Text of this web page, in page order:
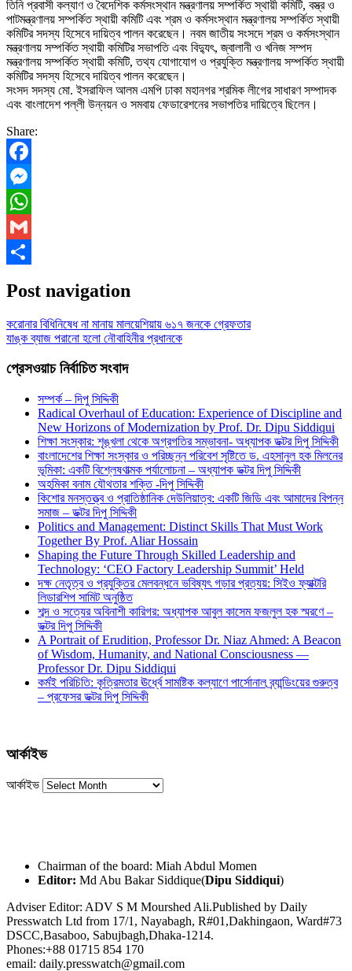
তিনি প্রবাসী কল্যাণ ও বৈদেশিক কর্মসংস্থান মন্ত্রণালয় সম্পর্কিত স্থায়ী কমিটি, বস্ত্র ও
পাটমন্ত্রণালয় সম্পর্কিত স্থায়ী কমিটি এবং শ্রম ও কর্মসংস্থান মন্ত্রণালয় সম্পর্কিত স্থায়ী
কমিটির সদস্য হিসেবে দায়িত্ব পালন করেছেন। নবম জাতীয় সংসদে শ্রম ও কর্মসংস্থান
মন্ত্রণালয় সম্পর্কিত স্থায়ী কমিটির সভাপতি এবং বিদ্যুৎ, জ্বালানী ও খনিজ সম্পদ
মন্ত্রণালয় সম্পর্কিত স্থায়ী কমিটি, তথ্য যোগাযোগ ও প্রযুক্তি মন্ত্রণালয় সম্পর্কিত স্থায়ী
কমিটির সদস্য হিসেবে দায়িত্ব পালন করেছেন।
সংসদ সদস্য মো. ইসরাফিল আলম এমপি ঢাকা মহানগর শ্রমিক লীগের সাধারণ সম্পাদক
এবং বাংলাদেশ পল্লী উন্নয়ন ও সমবায় ফেডারেশনের সভাপতির দায়িত্বে ছিলেন।
Share:
Facebook
Messenger
WhatsApp
Gmail
Post navigation
করোনার বিধিনিষেধ না মানায় মালয়েশিয়ায় ৬১৭ জনকে গ্রেফতার
যাঙ্ক ব্যাজ পরানো হলো নৌবাহিনীর প্রধানকে
প্রেসওয়াচ নির্বাচিত সংবাদ
সম্পর্ক – দিপু সিদ্দিকী
Radical Overhaul of Education: Experience of Discipline and
New Horizons of Modernization by Prof. Dr. Dipu Siddiqui
শিক্ষা সংস্কার: শৃঙ্খলা থেকে অগ্রগতির সম্ভাবনা- অধ্যাপক ডক্টর দিপু সিদ্দিকী
বাংলাদেশের শিক্ষা সংস্কার ও পরিচ্ছন্ন পরিবেশ সৃষ্টিতে ড. এহসানুল হক মিলনের
ভূমিকা: একটি বিশ্লেষণাত্মক পর্যালোচনা – অধ্যাপক ডক্টর দিপু সিদ্দিকী
অহমিকা বনাম যৌথতার শক্তি -দিপু সিদ্দিকী
কিশোর মনস্তত্ত্ব ও প্রাতিষ্ঠানিক দেউলিয়াত্ব: একটি জিডি এবং আমাদের বিপন্ন
সমাজ – ডক্টর দিপু সিদ্দিকী
Politics and Management: Distinct Skills That Must Work
Together By Prof. Aliar Hossain
Shaping the Future Through Skilled Leadership and
Technology: ‘CEO Factory Leadership Summit’ Held
দক্ষ নেতৃত্ব ও প্রযুক্তির মেলবন্ধনে ভবিষ্যৎ গড়ার প্রত্যয়: সিইও ফ্যাক্টরি
লিডারশিপ সামিট অনুষ্ঠিত
শব্দ ও সত্যের অবিনাশী কারিগর: অধ্যাপক আবুল কাসেম ফজলুল হক স্মরণে –
ডক্টর দিপু সিদ্দিকী
A Portrait of Erudition, Professor Dr. Niaz Ahmed: A Beacon
of Wisdom, Humanity, and National Consciousness —
Professor Dr. Dipu Siddiqui
কর্মই পরিচিতি: কৃত্রিমতার ঊর্ধ্বে সামষ্টিক কল্যাণে পার্সোনাল ব্র্যান্ডিংয়ের গুরুত্ব
– প্রফেসর ডক্টর দিপু সিদ্দিকী
আর্কাইভ
আর্কাইভ
Chairman of the board: Miah Abdul Momen
Editor: Md Abu Bakar Siddique(Dipu Siddiqui)
Adviser Editor: ADV S M Mourshed Ali.Published by Daily
Presswatch Ltd from 17/1, Nayabagh, R#01,Dakhingaon, Ward#73
DSCC,Basaboo, Sabujbagh,Dhaka-1214.
Phones:+88 01715 854 170
email: daily.presswatch@gmail.com